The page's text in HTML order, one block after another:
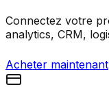
Connectez votre
analytics, CRM,
Acheter maintenant